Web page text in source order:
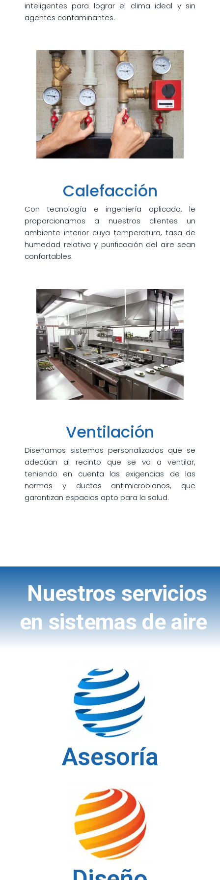
inteligentes para lograr el clima ideal y sin
agentes contaminantes.
Calefacción
Con tecnología e ingeniería aplicada, le
proporcionamos a nuestros clientes un
ambiente interior cuya temperatura, tasa de
humedad relativa y purificación del aire sean
confortables.
Ventilación
Diseñamos sistemas personalizados que se
adecúan al recinto que se va a ventilar,
teniendo en cuenta las exigencias de las
normas y ductos antimicrobianos, que
garantizan espacios apto para la salud.
Nuestros servicios
en sistemas de aire
Asesoría